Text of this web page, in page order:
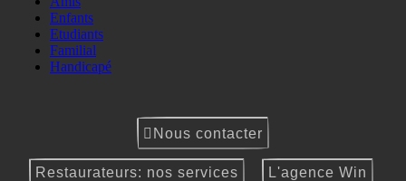
Enfants
Etudiants
Familial
Handicapé
Nous contacter
Restaurateurs: nos services L'agence Win